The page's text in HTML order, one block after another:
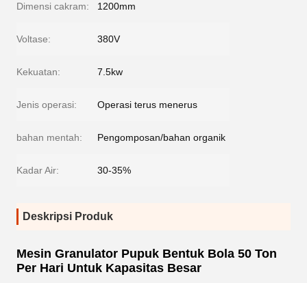
Dimensi cakram: 1200mm
Voltase: 380V
Kekuatan: 7.5kw
Jenis operasi: Operasi terus menerus
bahan mentah: Pengomposan/bahan organik
Kadar Air: 30-35%
Deskripsi Produk
Mesin Granulator Pupuk Bentuk Bola 50 Ton
Per Hari Untuk Kapasitas Besar